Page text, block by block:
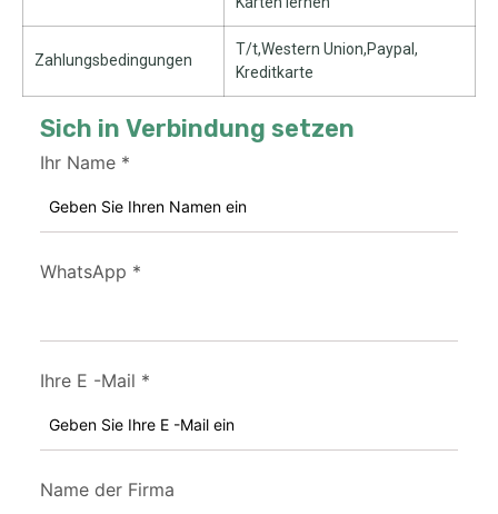
Zahlungsbedingungen
T/t,Western Union,Paypal,
Kreditkarte
Sich in Verbindung setzen
Ihr Name *
WhatsApp *
Ihre E -Mail *
Name der Firma